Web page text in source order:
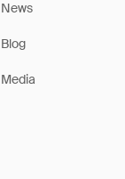
News
Blog
Media